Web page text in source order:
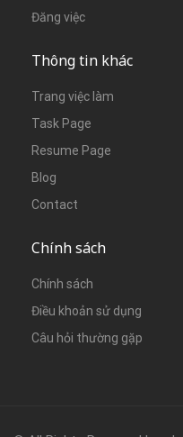
Đăng việc
Thông tin khác
Trang việc làm
Task Page
Resume Page
Blog
Contact
Chính sách
Chính sách
Điều khoản sử dụng
Câu hỏi thường gặp